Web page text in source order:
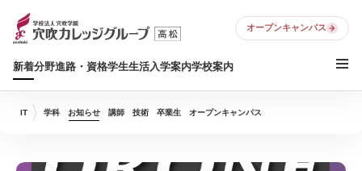
新着分野進路・資格学生生活入学案内学校案内
オープンキャンパス
IT 学科 お知らせ 講師 技術 卒業生 オープンキャンパス